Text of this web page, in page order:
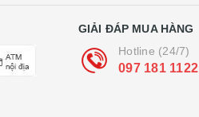
GIẢI ĐÁP MUA HÀNG
Hotline (24/7)
097 181 1122